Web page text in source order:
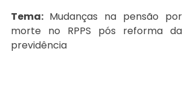
Tema: Mudanças na pensão por
morte no RPPS pós reforma da
previdência